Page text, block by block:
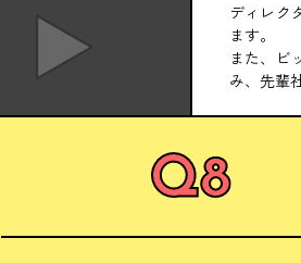
ディレク
ます。
また、ビ
み、先輩